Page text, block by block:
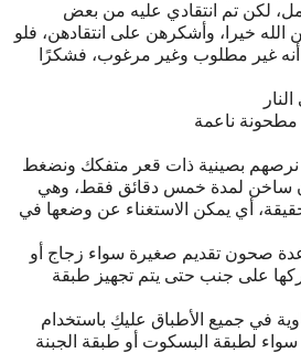
لكن تم انتقادي عليه من بعض
الله خيرا، وأشكرهن على انتقادهن، فلو
أنه غير مطلوب وغير مرغوب، فشكرًا
ناعمة
بصينية ذات قعر متفكك ونضغط
ساخن لمدة خمس دقائق فقط، وهي
أي يمكن الاستغناء عن وضعها في
صحون تقديم صغيرة سواء زجاج أو
على جنب حتى يتم تجهيز طبقة
في جميع الأطباق عليكِ باستخدام
سواء لطبقة البسكوت أو طبقة الجبنة